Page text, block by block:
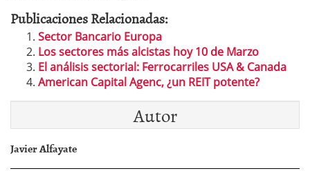
Publicaciones Relacionadas:
Sector Bancario Europa
Los sectores más alcistas hoy 10 de Marzo
El análisis sectorial: Ferrocarriles USA & Canada
American Capital Agenc, ¿un REIT potente?
Autor
Javier Alfayate